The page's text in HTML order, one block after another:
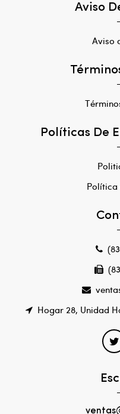
Aviso
Aviso
Políticas De
Política
Hogar 28, Unidad